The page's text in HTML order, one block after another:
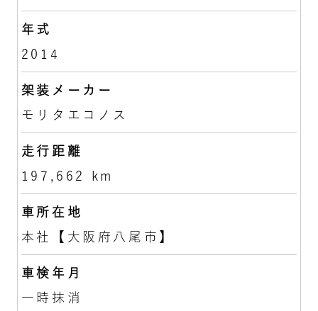
年式
2014
架装メーカー
モリタエコノス
走行距離
197,662 km
車所在地
本社【大阪府八尾市】
車検年月
一時抹消